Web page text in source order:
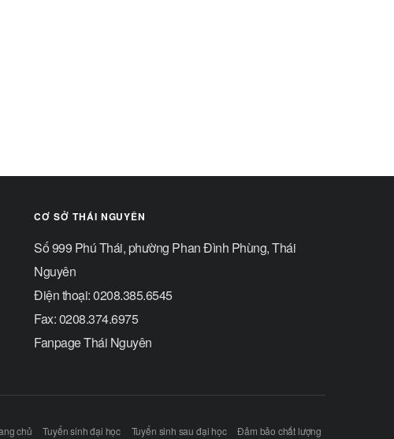
CƠ SỞ THÁI NGUYÊN
Số 999 Phú Thái, phường Phan Đình Phùng, Thái
Nguyên
Điện thoại: 0208.385.6545
Fax: 0208.374.6975
Fanpage Thái Nguyên
chủ Tuyển sinh đại học Tuyển sinh sau đại học Đảm bảo chất lượng